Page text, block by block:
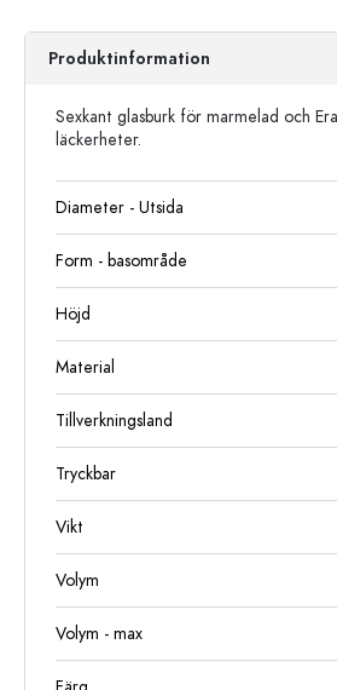
Produktinformation
Sexkant glasburk för marmelad och
läckerheter.
Diameter - Utsida
Form - basområde
Höjd
Material
Tillverkningsland
Tryckbar
Vikt
Volym
Volym - max